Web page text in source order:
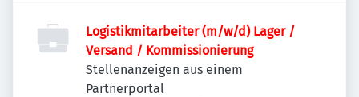
Logistikmitarbeiter (m/w/d) Lager /
Versand / Kommissionierung
Stellenanzeigen aus einem
Partnerportal